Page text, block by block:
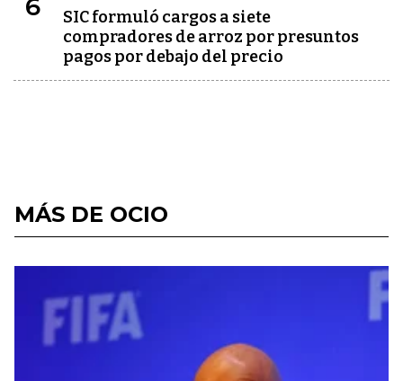
6
SIC formuló cargos a siete
compradores de arroz por presuntos
pagos por debajo del precio
MÁS DE OCIO